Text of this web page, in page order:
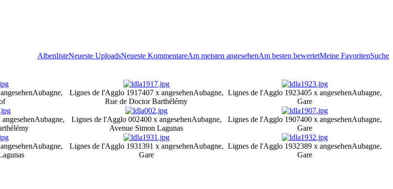
AlbenlisteNeueste UploadsNeueste KommentareAm meisten angesehenAm besten bewertetMeine FavoritenSuche
Aubagne,
Lignes de l'Agglo 1917407 x angesehenAubagne,
Rue de Doctor Barthélémy
Lignes de l'Agglo 1923405 x angesehenAubagne,
Gare
Aubagne,
Lignes de l'Agglo 002400 x angesehenAubagne,
Avenue Simon Lagunas
Lignes de l'Agglo 1907400 x angesehenAubagne,
Gare
Aubagne,
Lignes de l'Agglo 1931391 x angesehenAubagne,
Gare
Lignes de l'Agglo 1932389 x angesehenAubagne,
Gare